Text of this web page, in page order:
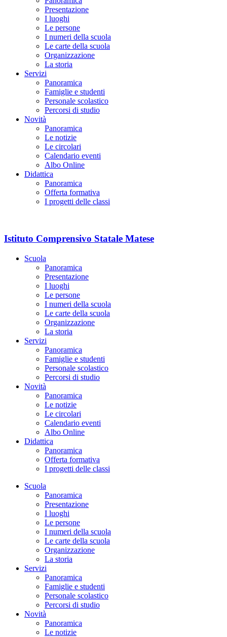
Presentazione
I luoghi
Le persone
I numeri della scuola
Le carte della scuola
Organizzazione
La storia
Servizi
Panoramica
Famiglie e studenti
Personale scolastico
Percorsi di studio
Novità
Panoramica
Le notizie
Le circolari
Calendario eventi
Albo Online
Didattica
Panoramica
Offerta formativa
I progetti delle classi
Istituto Comprensivo Statale Matese
Scuola
Panoramica
Presentazione
I luoghi
Le persone
I numeri della scuola
Le carte della scuola
Organizzazione
La storia
Servizi
Panoramica
Famiglie e studenti
Personale scolastico
Percorsi di studio
Novità
Panoramica
Le notizie
Le circolari
Calendario eventi
Albo Online
Didattica
Panoramica
Offerta formativa
I progetti delle classi
Scuola
Panoramica
Presentazione
I luoghi
Le persone
I numeri della scuola
Le carte della scuola
Organizzazione
La storia
Servizi
Panoramica
Famiglie e studenti
Personale scolastico
Percorsi di studio
Novità
Panoramica
Le notizie